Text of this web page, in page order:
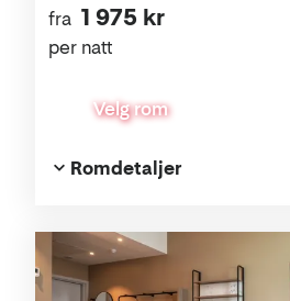
fra 1 975 kr
per natt
Velg rom
Romdetaljer